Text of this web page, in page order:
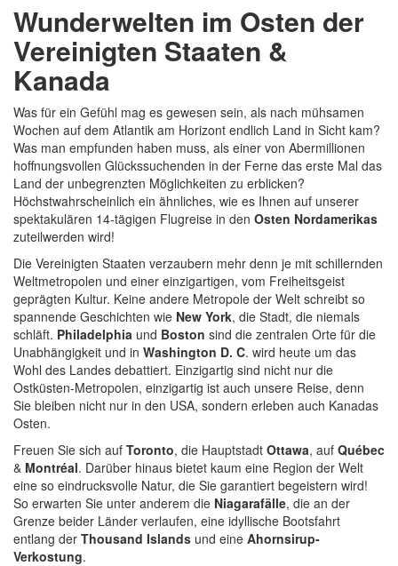
Wunderwelten im Osten der
Vereinigten Staaten &
Kanada
Was für ein Gefühl mag es gewesen sein, als nach mühsamen
Wochen auf dem Atlantik am Horizont endlich Land in Sicht kam?
Was man empfunden haben muss, als einer von Abermillionen
hoffnungsvollen Glückssuchenden in der Ferne das erste Mal das
Land der unbegrenzten Möglichkeiten zu erblicken?
Höchstwahrscheinlich ein ähnliches, wie es Ihnen auf unserer
spektakulären 14-tägigen Flugreise in den Osten Nordamerikas
zuteilwerden wird!
Die Vereinigten Staaten verzaubern mehr denn je mit schillernden
Weltmetropolen und einer einzigartigen, vom Freiheitsgeist
geprägten Kultur. Keine andere Metropole der Welt schreibt so
spannende Geschichten wie New York, die Stadt, die niemals
schläft. Philadelphia und Boston sind die zentralen Orte für die
Unabhängigkeit und in Washington D. C. wird heute um das
Wohl des Landes debattiert. Einzigartig sind nicht nur die
Ostküsten-Metropolen, einzigartig ist auch unsere Reise, denn
Sie bleiben nicht nur in den USA, sondern erleben auch Kanadas
Osten.
Freuen Sie sich auf Toronto, die Hauptstadt Ottawa, auf Québec
& Montréal. Darüber hinaus bietet kaum eine Region der Welt
eine so eindrucksvolle Natur, die Sie garantiert begeistern wird!
So erwarten Sie unter anderem die Niagarafälle, die an der
Grenze beider Länder verlaufen, eine idyllische Bootsfahrt
entlang der Thousand Islands und eine Ahornsirup-
Verkostung.